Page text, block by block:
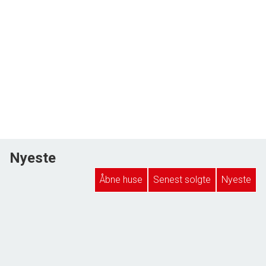
Nyeste
Åbne huse Senest solgte Nyeste